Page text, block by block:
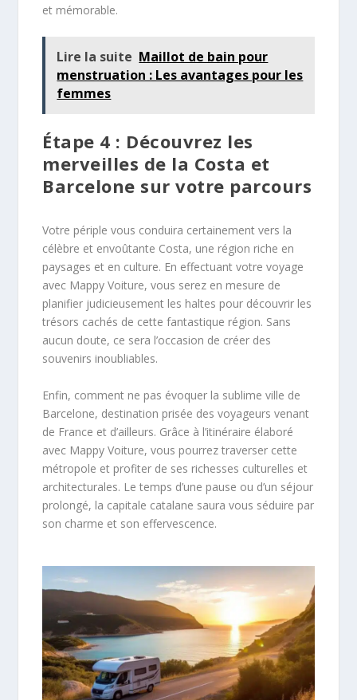
et mémorable.
Lire la suite Maillot de bain pour
menstruation : Les avantages pour les
femmes
Étape 4 : Découvrez les
merveilles de la Costa et
Barcelone sur votre parcours
Votre périple vous conduira certainement vers la
célèbre et envoûtante Costa, une région riche en
paysages et en culture. En effectuant votre voyage
avec Mappy Voiture, vous serez en mesure de
planifier judicieusement les haltes pour découvrir les
trésors cachés de cette fantastique région. Sans
aucun doute, ce sera l’occasion de créer des
souvenirs inoubliables.
Enfin, comment ne pas évoquer la sublime ville de
Barcelone, destination prisée des voyageurs venant
de France et d’ailleurs. Grâce à l’itinéraire élaboré
avec Mappy Voiture, vous pourrez traverser cette
métropole et profiter de ses richesses culturelles et
architecturales. Le temps d’une pause ou d’un séjour
prolongé, la capitale catalane saura vous séduire par
son charme et son effervescence.